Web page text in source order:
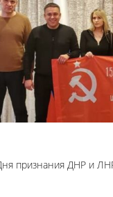
признания ДНР и